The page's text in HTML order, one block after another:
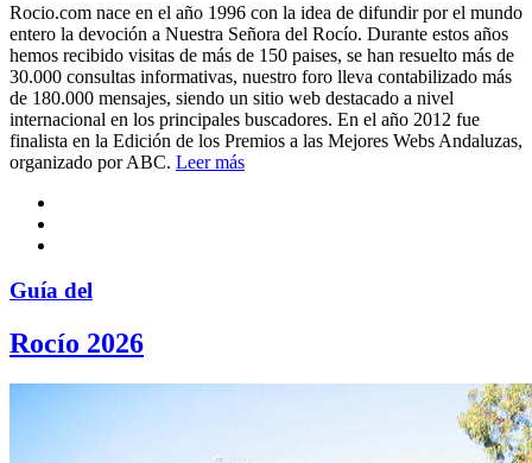
Rocio.com nace en el año 1996 con la idea de difundir por el mundo
entero la devoción a Nuestra Señora del Rocío. Durante estos años
hemos recibido visitas de más de 150 paises, se han resuelto más de
30.000 consultas informativas, nuestro foro lleva contabilizado más
de 180.000 mensajes, siendo un sitio web destacado a nivel
internacional en los principales buscadores. En el año 2012 fue
finalista en la Edición de los Premios a las Mejores Webs Andaluzas,
organizado por ABC. Leer más
Guía del
Rocío 2026